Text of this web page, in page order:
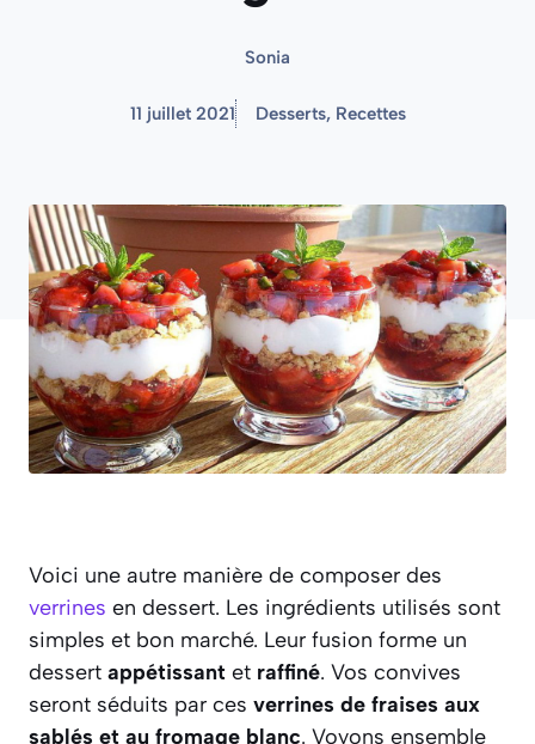
Sonia
11 juillet 2021 Desserts, Recettes
Voici une autre manière de composer des
verrines en dessert. Les ingrédients utilisés sont
simples et bon marché. Leur fusion forme un
dessert appétissant et raffiné. Vos convives
seront séduits par ces verrines de fraises aux
sablés et au fromage blanc. Voyons ensemble